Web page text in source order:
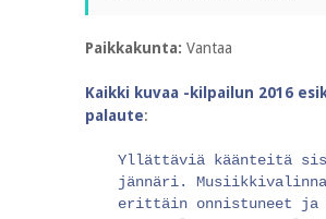
Paikkakunta: Vantaa
Kaikki kuvaa -kilpailun 2016
palaute:
Yllättäviä käänteitä
jännäri.
erittäin onnistuneet ja